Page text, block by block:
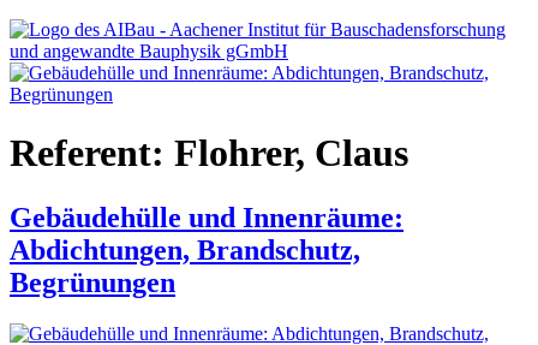
AIBau – Aachener Institut für Bauschadensforschung und
Referent: Flohrer, Claus
Gebäudehülle und Innenräume:
Abdichtungen, Brandschutz,
Begrünungen